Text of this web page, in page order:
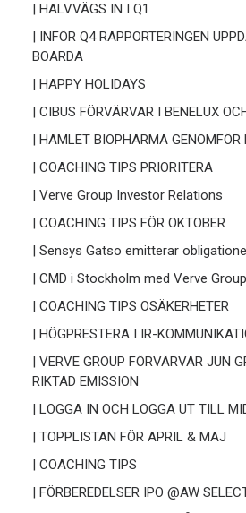
| HALVVÄGS IN I Q1
| INFÖR Q4 RAPPORTERINGEN
BOARDA
| HAPPY HOLIDAYS
| CIBUS FÖRVÄRVAR I BENELUX
| HAMLET BIOPHARMA GENOMFÖR
| COACHING TIPS PRIORITERA
| Verve Group Investor Relations
| COACHING TIPS FÖR OKTOBER
| Sensys Gatso emitterar
| CMD i Stockholm med Verve Group
| COACHING TIPS OSÄKERHETER
| HÖGPRESTERA I IR-
| VERVE GROUP FÖRVÄRVAR JUN
RIKTAD EMISSION
| LOGGA IN OCH LOGGA UT TILL
| TOPPLISTAN FÖR APRIL & MAJ
| COACHING TIPS
| FÖRBEREDELSER IPO @AW